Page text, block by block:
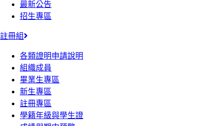
最新公告
招生專區
註冊組
各類證明申請說明
組織成員
畢業生專區
新生專區
註冊專區
學籍年級與學生證